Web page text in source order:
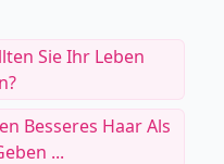
Sie Ihr Leben
Besseres Haar Als
...